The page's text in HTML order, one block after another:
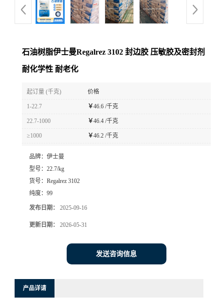
石油树脂伊士曼Regalrez 3102 封边胶 压敏胶及密封剂
耐化学性 耐老化
起订量 (千克) 价格
1-22.7 ￥46.6 /千克
22.7-1000 ￥46.4 /千克
≥1000 ￥46.2 /千克
品牌： 伊士曼
型号： 22.7/kg
货号： Regalrez 3102
纯度： 99
发布日期： 2025-09-16
更新日期： 2026-05-31
发送咨询信息
产品详请